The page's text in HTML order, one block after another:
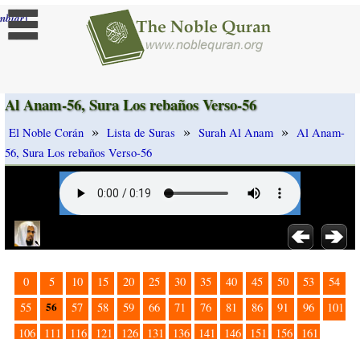
]
Al Anam-56, Sura Los rebaños Verso-56
El Noble Corán » Lista de Suras » Surah Al Anam » Al Anam-
56, Sura Los rebaños Verso-56
0 5 10 15 20 25 30 35 40 45 50 53
54
55
56 57 58 59 66 71 76 81 86 91 96
101
106
111 116 121 126 131 136 141 146 151 156 161